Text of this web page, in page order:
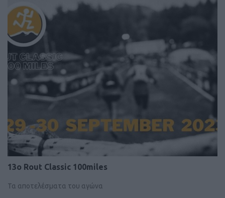
13o Rout Classic 100miles
Τα αποτελέσματα του αγώνα